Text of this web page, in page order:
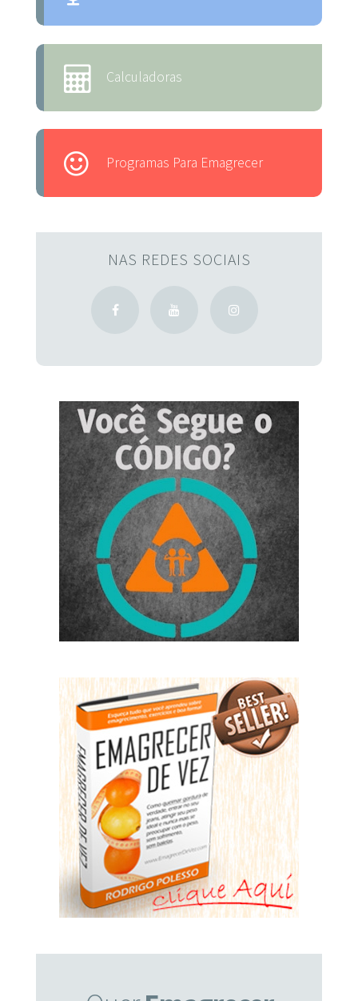
Calculadoras
Programas Para Emagrecer
NAS REDES SOCIAIS